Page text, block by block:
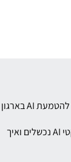
ניהול השינוי – טרנפורמציית AI בארגונים: למה פרויקטי AI נכשלים ואיך